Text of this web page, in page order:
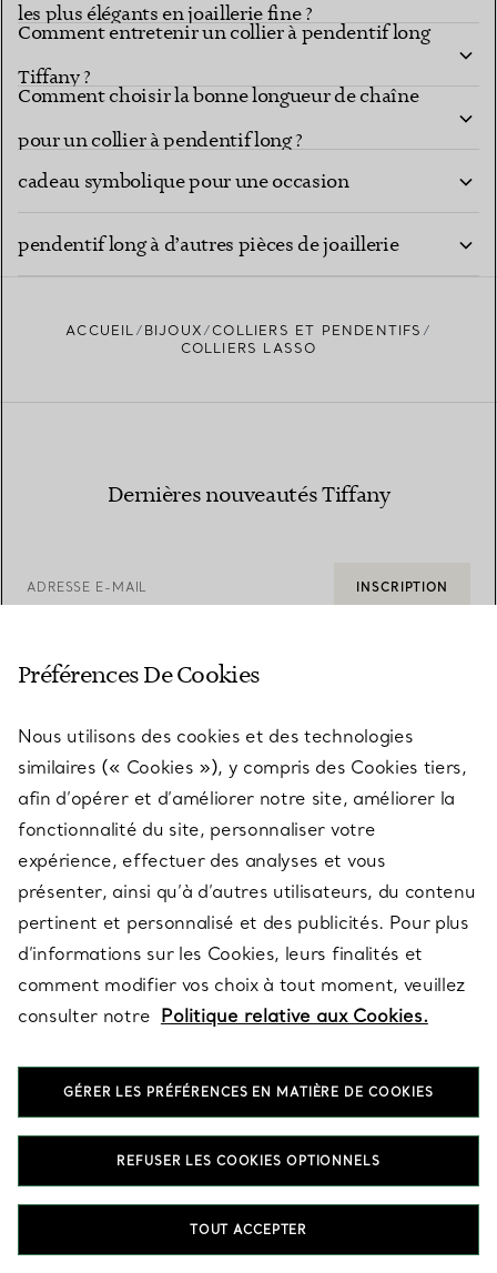
les plus élégants en joaillerie fine ?
Comment entretenir un collier à pendentif long
Tiffany ?
Comment choisir la bonne longueur de chaîne
pour un collier à pendentif long ?
Un collier à pendentif long Tiffany est-il un
cadeau symbolique pour une occasion
Comment puis-je superposer un collier à
pendentif long à d’autres pièces de joaillerie
ACCUEIL BIJOUX
COLLIERS ET PENDENTIFS
COLLIERS LASSO
Dernières nouveautés Tiffany
ADRESSE E-MAIL INSCRIPTION
SERVICE CLIENT
Préférences De Cookies
Nous utilisons des cookies et des technologies
similaires (« Cookies »), y compris des Cookies tiers,
afin d’opérer et d’améliorer notre site, améliorer la
fonctionnalité du site, personnaliser votre
expérience, effectuer des analyses et vous
présenter, ainsi qu’à d’autres utilisateurs, du contenu
pertinent et personnalisé et des publicités. Pour plus
d’informations sur les Cookies, leurs finalités et
comment modifier vos choix à tout moment, veuillez
consulter notre Politique relative aux Cookies.
GÉRER LES PRÉFÉRENCES EN MATIÈRE DE COOKIES
REFUSER LES COOKIES OPTIONNELS
TOUT ACCEPTER